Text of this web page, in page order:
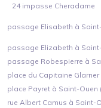
24 impasse Cheradame
passage Elisabeth à
passage Elizabeth à
passage Robespierre à
place du Capitaine Glarner
place Payret à Saint-Ouen
rue Albert Camus à Saint-